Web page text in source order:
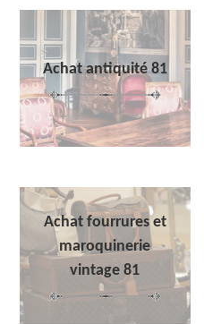
Achat antiquité 81
Achat fourrures et
maroquinerie
vintage 81